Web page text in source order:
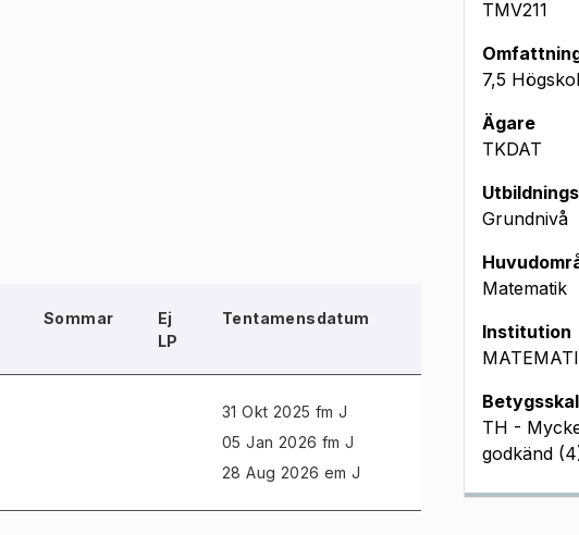
Sommar
Ej
LP
Tentamensdatum
31 Okt 2025 fm J
05 Jan 2026 fm J
28 Aug 2026 em J
TMV211
7,5
Ägare
TKDAT
Grundnivå
Matematik
Institution
TH -
godkänd